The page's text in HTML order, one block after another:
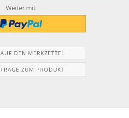
Weiter mit
AUF DEN MERKZETTEL
FRAGE ZUM PRODUKT